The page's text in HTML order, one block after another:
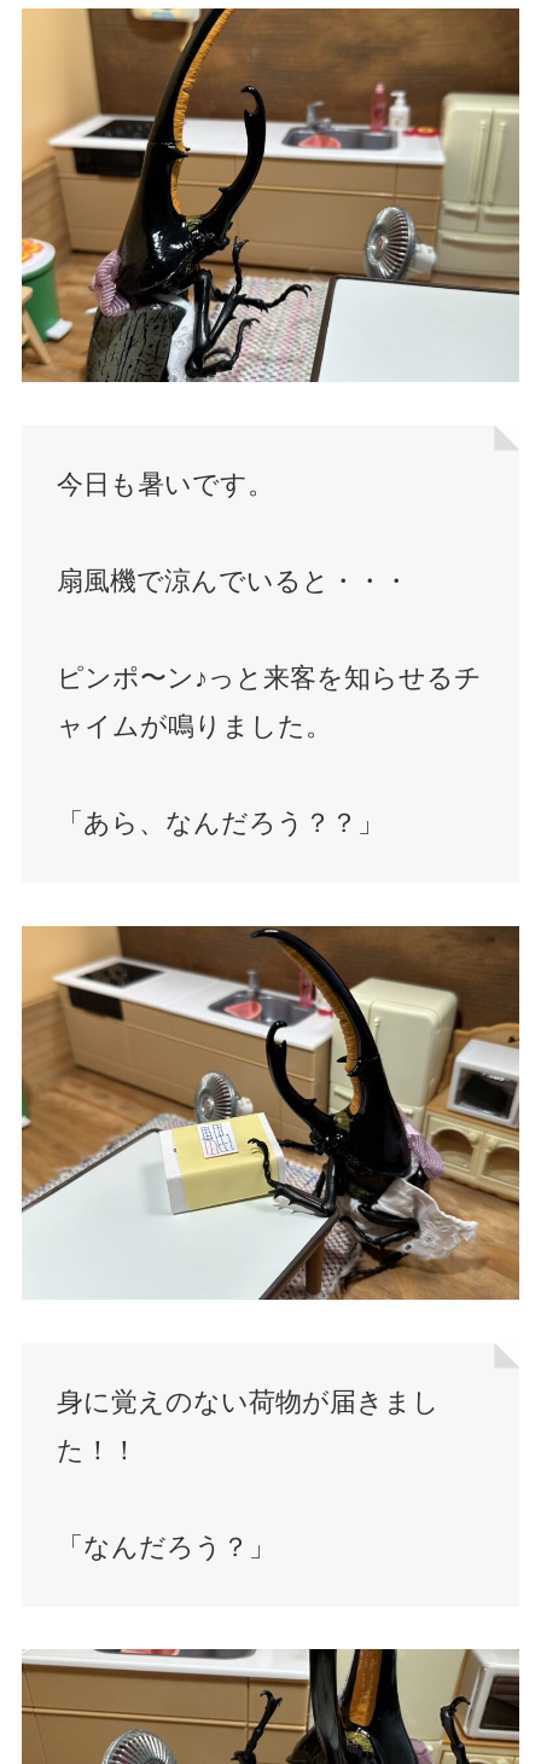
今日も暑いです。
扇風機で涼んでいると・・・
ピンポ〜ン♪っと来客を知らせるチ
ャイムが鳴りました。
「あら、なんだろう？？」
身に覚えのない荷物が届きまし
た！！
「なんだろう？」